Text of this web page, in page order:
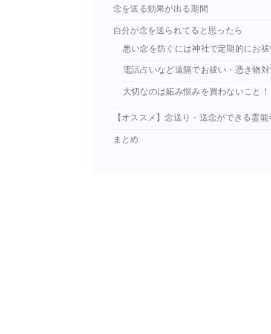
念を送る効果が出る期間
自分が念を送られてると思ったら
悪い念を防ぐには神社で定期的にお
電話占いなど遠隔でお祓い・憑き物
大切なのは妬み恨みを買わないこと！
【オススメ】念送り・送念ができる霊能
まとめ